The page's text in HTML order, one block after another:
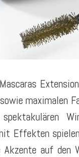
maximalen
Effekten
Akzente auf den